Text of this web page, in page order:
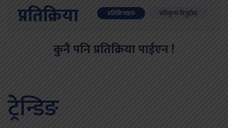
प्रतिक्रिया प्रतिक्रियाहरु प्रतिकृया दिनुहोस्
कुनै पनि प्रतिक्रिया पाईएन !
ट्रेन्डिङ